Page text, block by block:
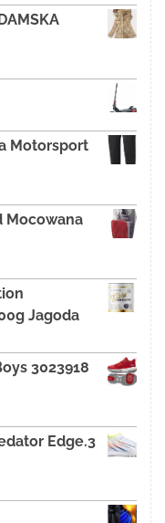
Motorsport
Mocowana
Jagoda
3023918
Edge.3